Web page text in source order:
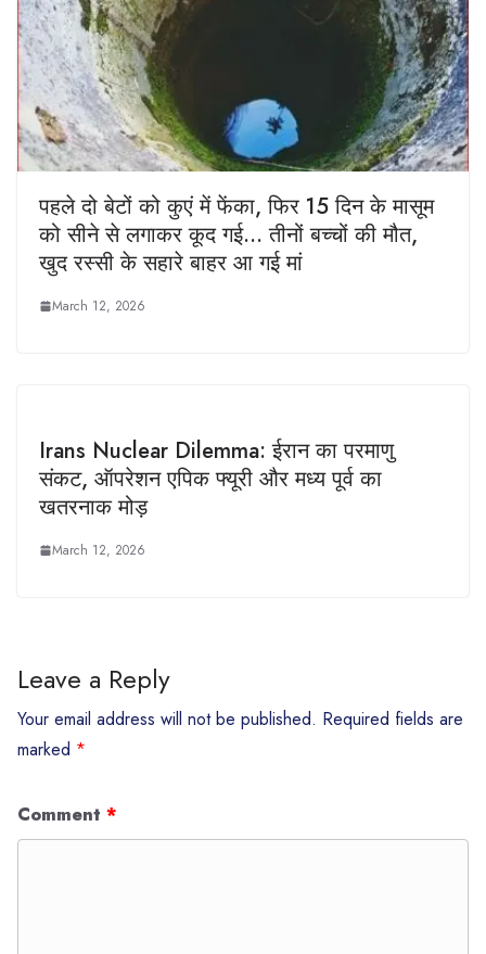
पहले दो बेटों को कुएं में फेंका, फिर 15 दिन के मासूम
को सीने से लगाकर कूद गई… तीनों बच्चों की मौत,
खुद रस्सी के सहारे बाहर आ गई मां
March 12, 2026
Irans Nuclear Dilemma: ईरान का परमाणु
संकट, ऑपरेशन एपिक फ्यूरी और मध्य पूर्व का
खतरनाक मोड़
March 12, 2026
Leave a Reply
Your email address will not be published. Required fields are
marked *
Comment *